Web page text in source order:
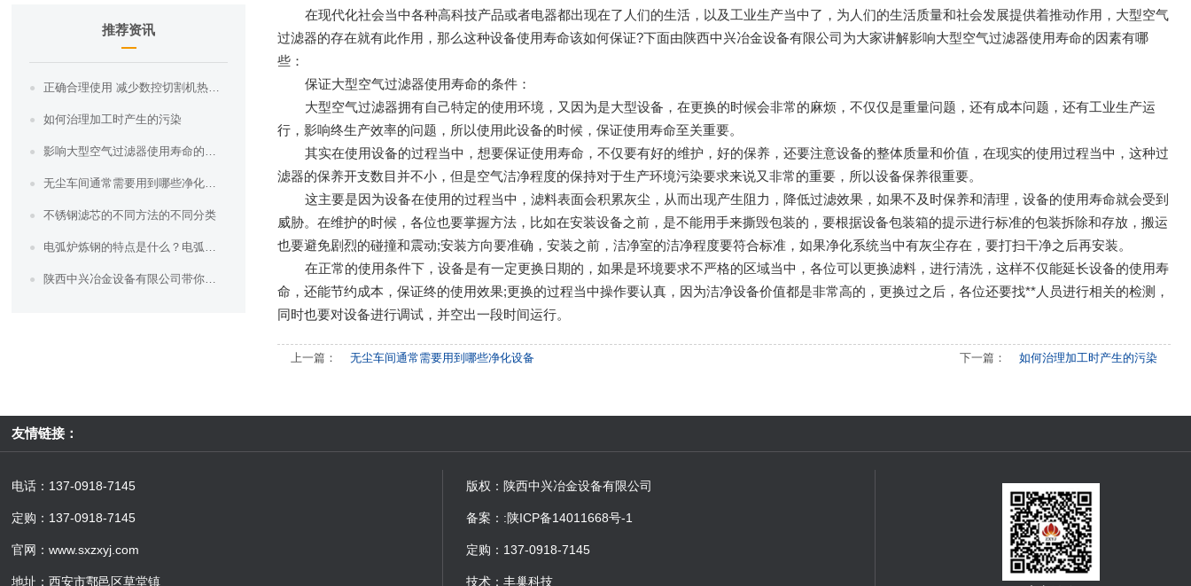
推荐资讯
正确合理使用 减少数控切割机热变形影响
如何治理加工时产生的污染
影响大型空气过滤器使用寿命的因素有哪些
无尘车间通常需要用到哪些净化设备
不锈钢滤芯的不同方法的不同分类
电弧炉炼钢的特点是什么？电弧炉炼钢的特点是什么
陕西中兴冶金设备有限公司带你了解高炉冶炼工艺--高炉基本操作
在现代化社会当中各种高科技产品或者电器都出现在了人们的生活，以及工业生产当中了，为人们的生活质量和社会发展提供着推动作用，大型空气
过滤器的存在就有此作用，那么这种设备使用寿命该如何保证?下面由陕西中兴冶金设备有限公司为大家讲解影响大型空气过滤器使用寿命的因素有哪
些：
保证大型空气过滤器使用寿命的条件：
大型空气过滤器拥有自己特定的使用环境，又因为是大型设备，在更换的时候会非常的麻烦，不仅仅是重量问题，还有成本问题，还有工业生产运
行，影响终生产效率的问题，所以使用此设备的时候，保证使用寿命至关重要。
其实在使用设备的过程当中，想要保证使用寿命，不仅要有好的维护，好的保养，还要注意设备的整体质量和价值，在现实的使用过程当中，这种过
滤器的保养开支数目并不小，但是空气洁净程度的保持对于生产环境污染要求来说又非常的重要，所以设备保养很重要。
这主要是因为设备在使用的过程当中，滤料表面会积累灰尘，从而出现产生阻力，降低过滤效果，如果不及时保养和清理，设备的使用寿命就会受到
威胁。在维护的时候，各位也要掌握方法，比如在安装设备之前，是不能用手来撕毁包装的，要根据设备包装箱的提示进行标准的包装拆除和存放，搬运
也要避免剧烈的碰撞和震动;安装方向要准确，安装之前，洁净室的洁净程度要符合标准，如果净化系统当中有灰尘存在，要打扫干净之后再安装。
在正常的使用条件下，设备是有一定更换日期的，如果是环境要求不严格的区域当中，各位可以更换滤料，进行清洗，这样不仅能延长设备的使用寿
命，还能节约成本，保证终的使用效果;更换的过程当中操作要认真，因为洁净设备价值都是非常高的，更换过之后，各位还要找**人员进行相关的检测，
同时也要对设备进行调试，并空出一段时间运行。
上一篇： 无尘车间通常需要用到哪些净化设备 下一篇： 如何治理加工时产生的污染
友情链接：
电话：137-0918-7145
定购：137-0918-7145
官网：www.sxzxyj.com
地址：西安市鄠邑区草堂镇
版权：陕西中兴冶金设备有限公司
备案： :陕ICP备14011668号-1
定购：137-0918-7145
技术：丰巢科技